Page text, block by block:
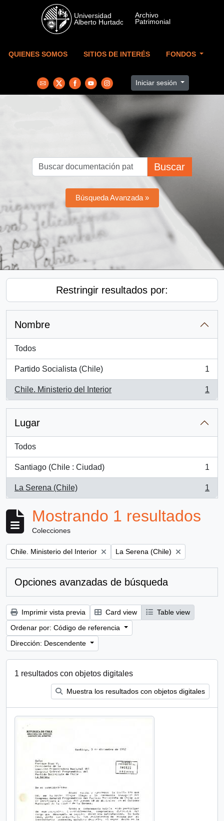
Skip to main content
QUIENES SOMOS SITIOS DE INTERÉS FONDOS
Iniciar sesión
Buscar
Búsqueda Avanzada »
Restringir resultados por:
Nombre
Todos
Partido Socialista (Chile)
, 1 resultados
1
Chile. Ministerio del Interior
, 1 resultados
1
Lugar
Todos
Santiago (Chile : Ciudad)
, 1 resultados
1
La Serena (Chile)
, 1 resultados
1
Mostrando 1 resultados
Colecciones
Remove filter:
Chile. Ministerio del Interior Remove filter:
La Serena (Chile)
Opciones avanzadas de búsqueda
Imprimir vista previa Card view
Table view
Ordenar por: Código de referencia
Dirección: Descendente
1 resultados con objetos digitales
Muestra los resultados con objetos digitales